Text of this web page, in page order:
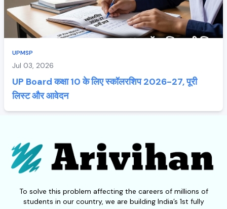
UPMSP
Jul 03, 2026
UP Board कक्षा 10 के लिए स्कॉलरशिप 2026-27, पूरी
लिस्ट और आवेदन
To solve this problem affecting the careers of millions of
students in our country, we are building India’s 1st fully